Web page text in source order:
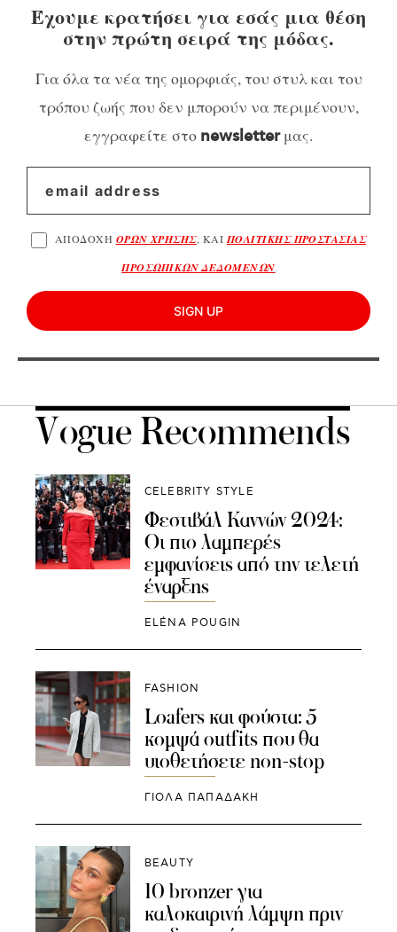
Έχουμε κρατήσει για εσάς μια θέση
στην πρώτη σειρά της μόδας.
Για όλα τα νέα της ομορφιάς, του στυλ και του
τρόπου ζωής που δεν μπορούν να περιμένουν,
εγγραφείτε στο newsletterμας.
ΑΠΟΔΟΧΗ ΟΡΩΝ ΧΡΗΣΗΣ, ΚΑΙΠΟΛΙΤΙΚΗΣ ΠΡΟΣΤΑΣΙΑΣ
ΠΡΟΣΩΠΙΚΩΝ ΔΕΔΟΜΕΝΩΝ
SIGN UP
Vogue Recommends
CELEBRITY STYLE
Φεστιβάλ Καννών 2024:
Οι πιο λαμπερές
εμφανίσεις από την τελετή
έναρξης
ELÉNA POUGIN
FASHION
Loafers και φούστα: 5
κομψά outfits που θα
υιοθετήσετε non-stop
ΓΙΌΛΑ ΠΑΠΑΔΆΚΗ
BEAUTY
10 bronzer για
καλοκαιρινή λάμψη πριν